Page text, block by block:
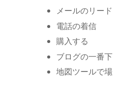
メールのリード
電話の着信
購入する
ブログの一番
地図ツールで